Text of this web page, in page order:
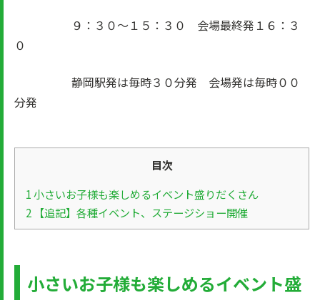
９：３０～１５：３０ 会場最終発１６：３
０
静岡駅発は毎時３０分発 会場発は毎時００
分発
目次
1小さいお子様も楽しめるイベント盛りだくさん
2 【追記】各種イベント、ステージショー開催
小さいお子様も楽しめるイベント盛